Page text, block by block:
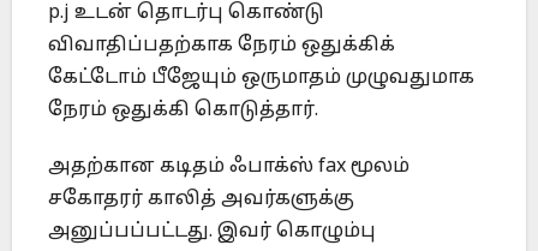
p.j உடன் தொடர்பு கொண்டு
விவாதிப்பதற்காக நேரம் ஒதுக்கிக்
கேட்டோம் பீஜேயும் ஒருமாதம் முழுவதுமாக
நேரம் ஒதுக்கி கொடுத்தார்.
அதற்கான கடிதம் ஃபாக்ஸ் fax மூலம்
சகோதரர் காலித் அவர்களுக்கு
அனுப்பப்பட்டது. இவர் கொழும்பு